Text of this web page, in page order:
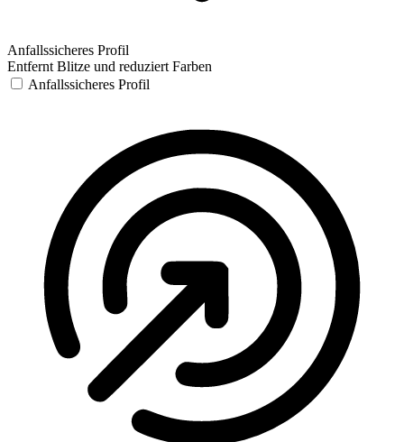
Anfallssicheres Profil
Entfernt Blitze und reduziert Farben
Anfallssicheres Profil